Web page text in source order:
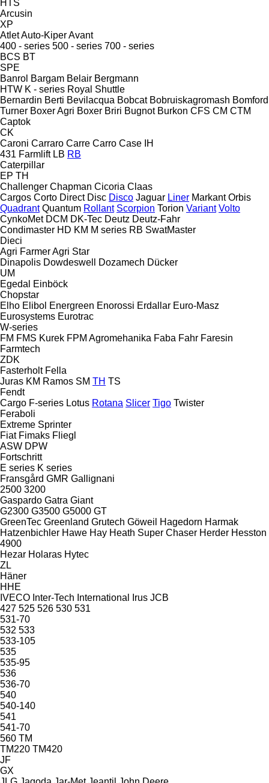
HTS
Arcusin
XP
AtletAuto-KiperAvant
400 - series 500 - series 700 - series
BCS BT
SPE
Banrol Bargam Belair Bergmann
HTW K - series Royal Shuttle
Bernardin Berti Bevilacqua Bobcat Bobruiskagromash Bomford
Turner Boxer Agri Boxer Briri Bugnot Burkon CFS CM CTM
Captok
CK
Caroni Carraro Carre Carro Case IH
431 Farmlift LB RB
Caterpillar
EP TH
Challenger Chapman Cicoria Claas
Cargos Corto Direct Disc Disco Jaguar Liner Markant Orbis
Quadrant Quantum Rollant Scorpion Torion Variant Volto
CynkoMet DCM DK-Tec Deutz Deutz-Fahr
Condimaster HD KM M series RB SwatMaster
Dieci
Agri FarmerAgri Star
Dinapolis Dowdeswell Dozamech Dücker
UM
Egedal
Einböck
Chopstar
Elho Elibol Energreen Enorossi Erdallar Euro-Masz
Eurosystems Eurotrac
W-series
FM FMS Kurek FPM Agromehanika Faba Fahr Faresin
Farmtech
ZDK
Fasterholt Fella
Juras KM Ramos SM TH TS
Fendt
Cargo F-series Lotus Rotana Slicer Tigo Twister
Feraboli
Extreme Sprinter
Fiat Fimaks Fliegl
ASW DPW
Fortschritt
E series K series
Fransgård GMR Gallignani
2500 3200
Gaspardo Gatra Giant
G2300 G3500 G5000 GT
GreenTec Greenland Grutech Göweil Hagedorn Harmak
Hatzenbichler Hawe Hay Heath Super Chaser Herder Hesston
4900
Hezar Holaras Hytec
ZL
Häner
HHE
IVECO Inter-Tech International Irus JCB
427 525 526 530 531
531-70
532 533
533-105
535
535-95
536
536-70
540
540-140
541
541-70
560 TM
TM220 TM420
JF
GX